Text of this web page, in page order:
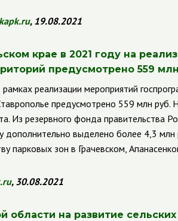
, 19.08.2021
крае в 2021 году на
предусмотрено 559
реализации мероприятий
предусмотрено 559 млн руб.
Из резервного фонда правительства
выделено более 4,3 млн
парковых зон в Грачевском,
, 30.08.2021
области на развитие